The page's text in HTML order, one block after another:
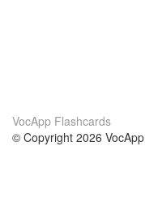
VocApp Flashcards
© Copyright 2026 VocApp